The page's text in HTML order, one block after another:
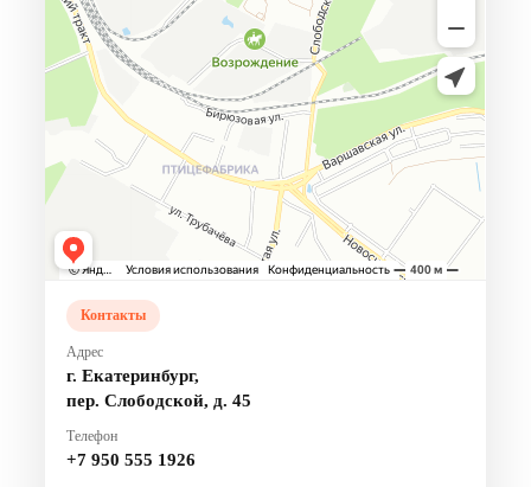
Контакты
Адрес
г. Екатеринбург,
пер. Слободской, д. 45
Телефон
+7 950 555 1926